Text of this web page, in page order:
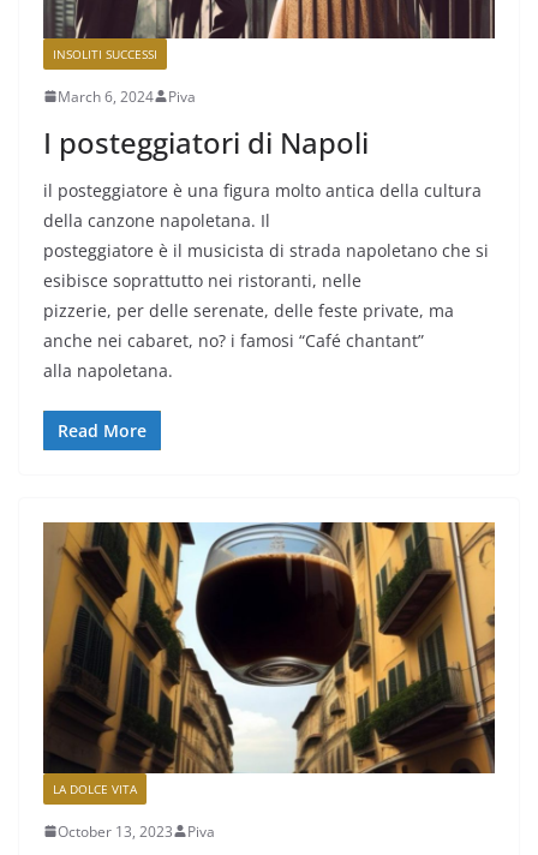
INSOLITI SUCCESSI
March 6, 2024 Piva
I posteggiatori di Napoli
il posteggiatore è una figura molto antica della cultura
della canzone napoletana. Il
posteggiatore è il musicista di strada napoletano che si
esibisce soprattutto nei ristoranti, nelle
pizzerie, per delle serenate, delle feste private, ma
anche nei cabaret, no? i famosi “Café chantant”
alla napoletana.
Read More
LA DOLCE VITA
October 13, 2023 Piva